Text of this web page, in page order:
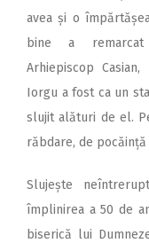
avea și o
bine a remarcat
Arhiepiscop
Iorgu a fost ca un
slujit alături de el.
răbdare, de
Slujește
împlinirea a 50 de
biserică lui